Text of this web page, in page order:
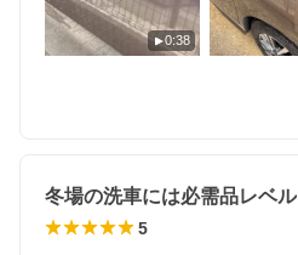
0:38
冬場の洗車には必需品レベル
5